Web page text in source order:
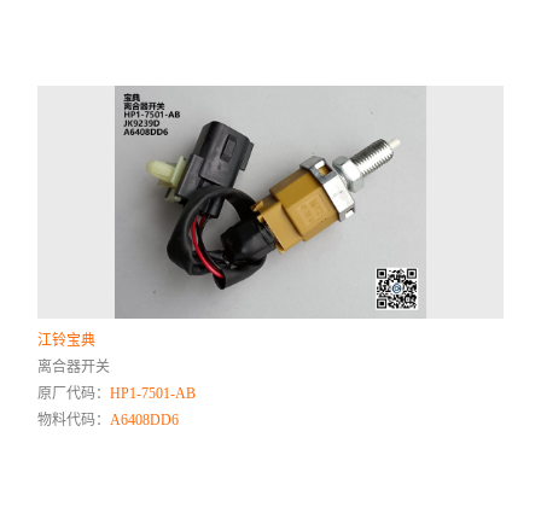
江铃宝典
离合器开关
原厂代码：HP1-7501-AB
物料代码： A6408DD6